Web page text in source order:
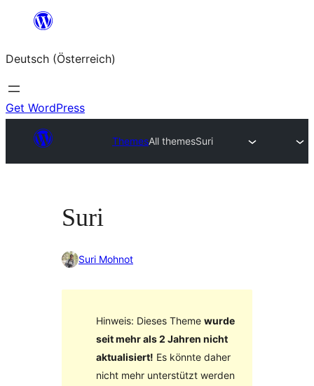
springen
Deutsch (Österreich)
Get WordPress
ThemesAll themesSuri
Suri
Suri Mohnot
Hinweis: Dieses Theme wurde
seit mehr als 2 Jahren nicht
aktualisiert! Es könnte daher
nicht mehr unterstützt werden